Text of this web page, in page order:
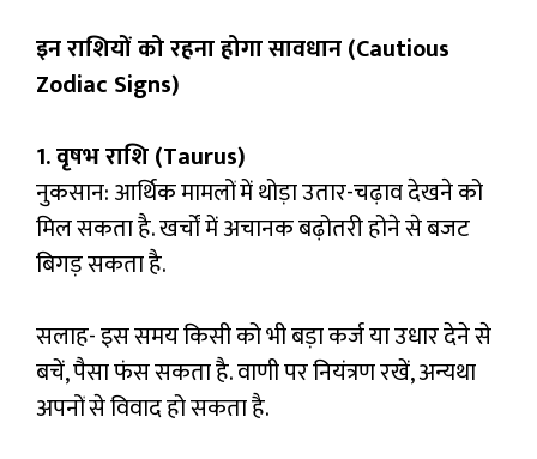
इन राशियों को रहना होगा सावधान (Cautious
Zodiac Signs)
1. वृषभ राशि (Taurus)
नुकसान: आर्थिक मामलों में थोड़ा उतार-चढ़ाव देखने को
मिल सकता है. खर्चों में अचानक बढ़ोतरी होने से बजट
बिगड़ सकता है.
सलाह- इस समय किसी को भी बड़ा कर्ज या उधार देने से
बचें, पैसा फंस सकता है. वाणी पर नियंत्रण रखें, अन्यथा
अपनों से विवाद हो सकता है.